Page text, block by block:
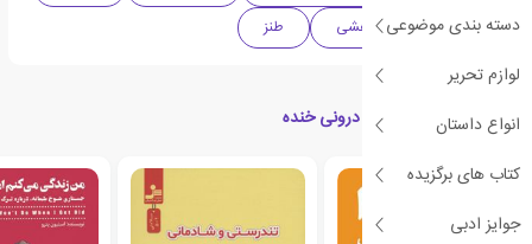
دسته بندی موضوعی
لوازم تحریر
انواع داستان
کتاب های برگزیده
جوایز ادبی
سلامت
پژوهشی طنز
کتاب های مرتبط با روح درونی خنده